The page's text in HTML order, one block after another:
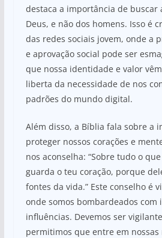
destaca a importância de buscar
Deus, e não dos homens. Isso é
das redes sociais jovem, onde a
e aprovação social pode ser
que nossa identidade e valor
liberta da necessidade de nos
padrões do mundo digital.
Além disso, a Bíblia fala sobre a
proteger nossos corações e
nos aconselha: “Sobre tudo o
guarda o teu coração, porque
fontes da vida.” Este conselho é
onde somos bombardeados com
influências. Devemos ser
permitimos que entre em nossas